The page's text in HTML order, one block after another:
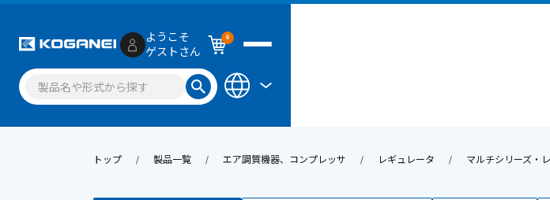
ようこそ
ゲストさん
0
トップ 製品一覧 エア調質機器、コンプレッサ レギュレータ マルチシリーズ・